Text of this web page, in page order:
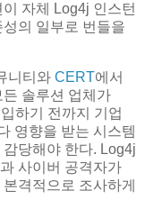
자체 Log4j 인스턴
의 일부로 번들을
니티와 CERT에서
솔루션 업체가
하기 전까지 기업
영향을 받는 시스템
당해야 한다. Log4j
사이버 공격자가
격적으로 조사하게